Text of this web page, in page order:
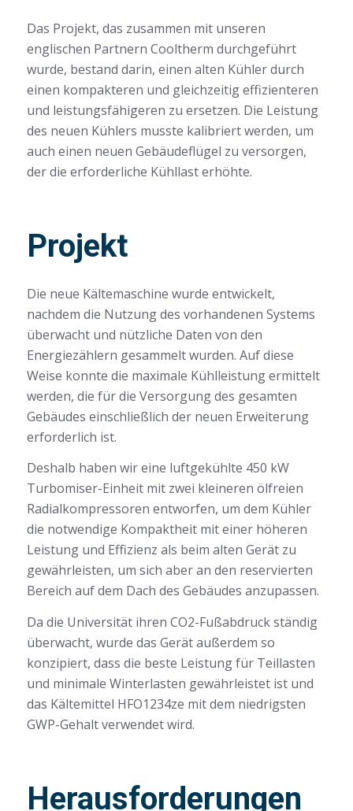
Das Projekt, das zusammen mit unseren
englischen Partnern Cooltherm durchgeführt
wurde, bestand darin, einen alten Kühler durch
einen kompakteren und gleichzeitig effizienteren
und leistungsfähigeren zu ersetzen. Die Leistung
des neuen Kühlers musste kalibriert werden, um
auch einen neuen Gebäudeflügel zu versorgen,
der die erforderliche Kühllast erhöhte.
Projekt
Die neue Kältemaschine wurde entwickelt,
nachdem die Nutzung des vorhandenen Systems
überwacht und nützliche Daten von den
Energiezählern gesammelt wurden. Auf diese
Weise konnte die maximale Kühlleistung ermittelt
werden, die für die Versorgung des gesamten
Gebäudes einschließlich der neuen Erweiterung
erforderlich ist.
Deshalb haben wir eine luftgekühlte 450 kW
Turbomiser-Einheit mit zwei kleineren ölfreien
Radialkompressoren entworfen, um dem Kühler
die notwendige Kompaktheit mit einer höheren
Leistung und Effizienz als beim alten Gerät zu
gewährleisten, um sich aber an den reservierten
Bereich auf dem Dach des Gebäudes anzupassen.
Da die Universität ihren CO2-Fußabdruck ständig
überwacht, wurde das Gerät außerdem so
konzipiert, dass die beste Leistung für Teillasten
und minimale Winterlasten gewährleistet ist und
das Kältemittel HFO1234ze mit dem niedrigsten
GWP-Gehalt verwendet wird.
Herausforderungen